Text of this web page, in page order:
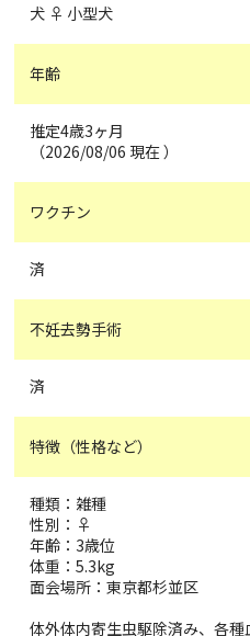
犬 ♀ 小型犬
年齢
推定4歳3ヶ月
（2026/08/06 現在 ）
ワクチン
済
不妊去勢手術
済
特徴（性格など）
種類：雑種
性別：♀
年齢：3歳位
体重：5.3kg
面会場所：東京都杉並区
体外体内寄生虫駆除済み、各